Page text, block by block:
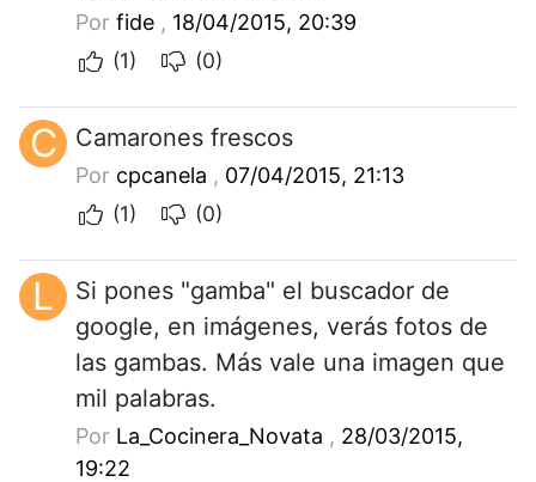
Por fide , 18/04/2015, 20:39
(1)
(0)
C Camarones frescos
Por cpcanela , 07/04/2015, 21:13
(1)
(0)
L
Si pones "gamba" el buscador de
google, en imágenes, verás fotos de
las gambas. Más vale una imagen que
mil palabras.
Por La_Cocinera_Novata , 28/03/2015,
19:22